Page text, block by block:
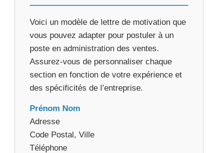
Voici un modèle de lettre de motivation que
vous pouvez adapter pour postuler à un
poste en administration des ventes.
Assurez-vous de personnaliser chaque
section en fonction de votre expérience et
des spécificités de l’entreprise.
Prénom Nom
Adresse
Code Postal, Ville
Téléphone